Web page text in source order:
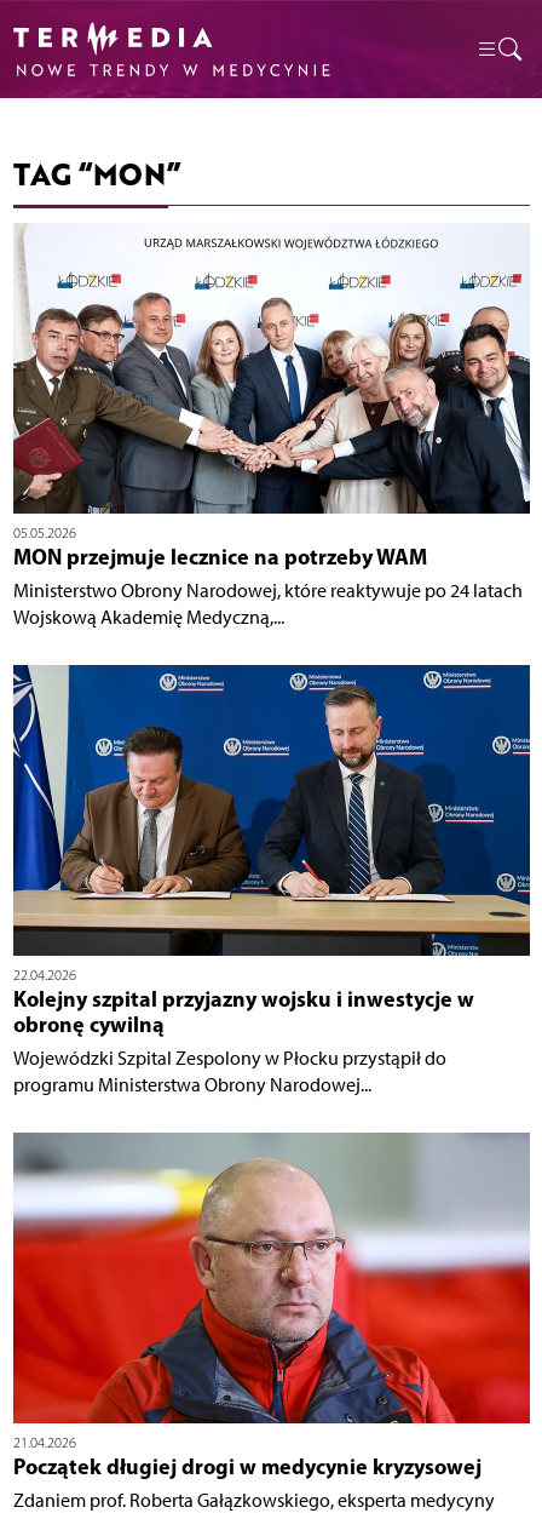
TAG “MON”
05.05.2026
MON przejmuje lecznice na potrzeby WAM
Ministerstwo Obrony Narodowej, które reaktywuje po 24 latach
Wojskową Akademię Medyczną,...
22.04.2026
Kolejny szpital przyjazny wojsku i inwestycje w
obronę cywilną
Wojewódzki Szpital Zespolony w Płocku przystąpił do
programu Ministerstwa Obrony Narodowej...
21.04.2026
Początek długiej drogi w medycynie kryzysowej
Zdaniem prof. Roberta Gałązkowskiego, eksperta medycyny